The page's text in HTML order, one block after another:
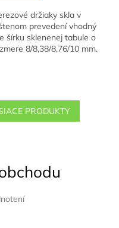
držiaky skla v
prevedení vhodný
šírku sklenenej tabule o
8/8,38/8,76/10 mm.
PRODUKTY